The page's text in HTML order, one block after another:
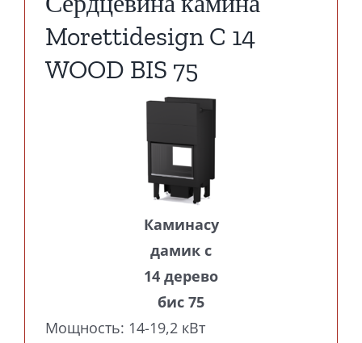
Morettidesign C 14
WOOD BIS 75
Каминасу
дамик c
14 дерево
бис 75
Мощность: 14-19,2 кВт